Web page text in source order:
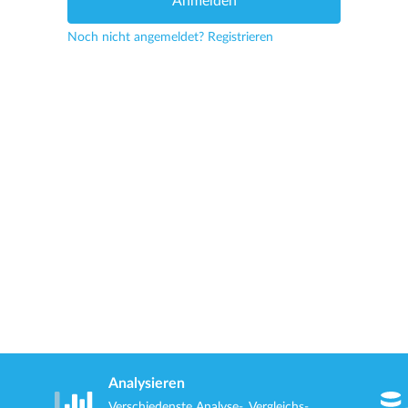
Noch nicht angemeldet? Registrieren
Analysieren